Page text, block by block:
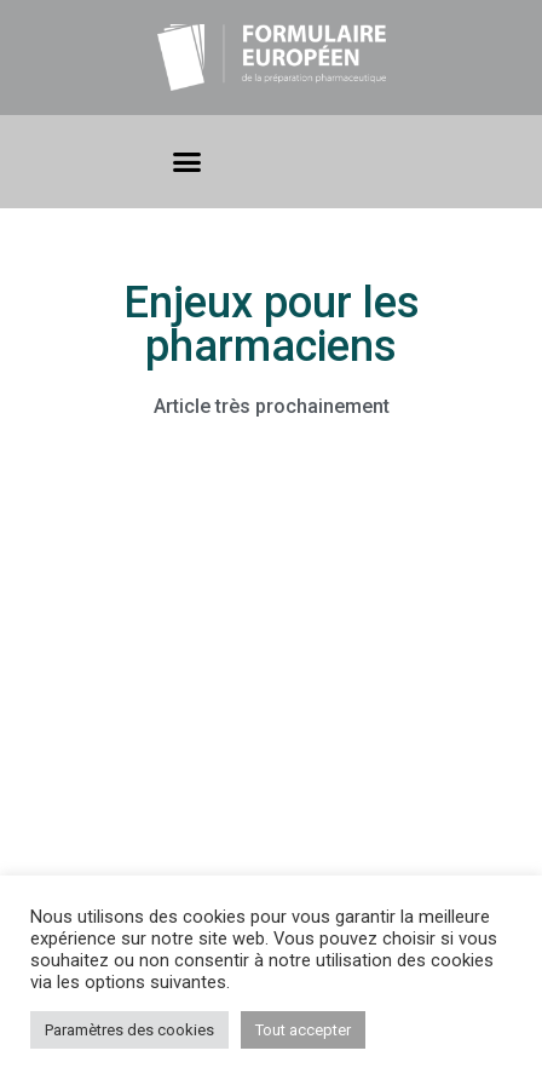
Enjeux pour les
pharmaciens
Article très prochainement
Nous utilisons des cookies pour vous garantir la meilleure
expérience sur notre site web. Vous pouvez choisir si vous
souhaitez ou non consentir à notre utilisation des cookies
via les options suivantes.
Paramètres des cookies Tout accepter